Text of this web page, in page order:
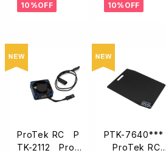
10%OFF
ッグ付き】
10%OFF
ProTek RC P
TK-2112 ProT
PTK-7640***
ProTek RC